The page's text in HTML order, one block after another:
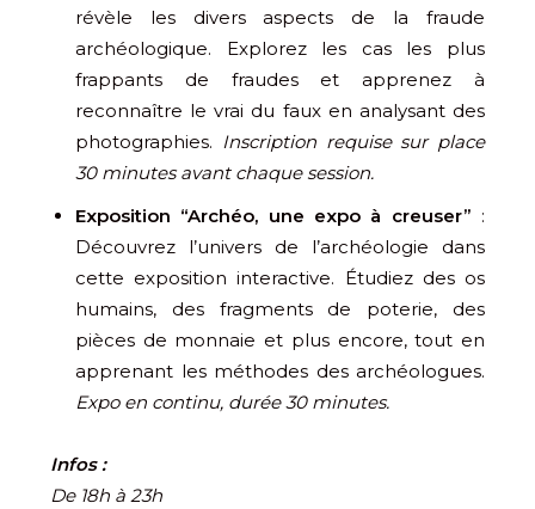
révèle les divers aspects de la fraude
archéologique. Explorez les cas les plus
frappants de fraudes et apprenez à
reconnaître le vrai du faux en analysant des
photographies. Inscription requise sur place
30 minutes avant chaque session.
Exposition “Archéo, une expo à creuser” :
Découvrez l’univers de l’archéologie dans
cette exposition interactive. Étudiez des os
humains, des fragments de poterie, des
pièces de monnaie et plus encore, tout en
apprenant les méthodes des archéologues.
Expo en continu, durée 30 minutes.
Infos :
De 18h à 23h